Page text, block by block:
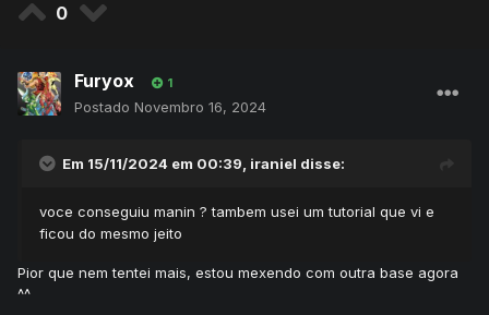
0
Furyox 1
Postado Novembro 16, 2024
Em 15/11/2024 em 00:39, iraniel disse:
voce conseguiu manin ? tambem usei um tutorial que vi e
ficou do mesmo jeito
Pior que nem tentei mais, estou mexendo com outra base agora
^^